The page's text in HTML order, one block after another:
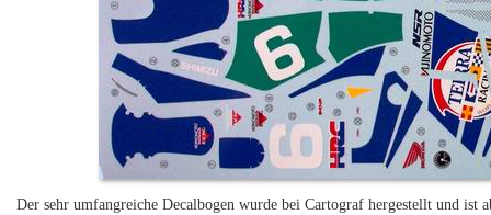
Der sehr umfangreiche Decalbogen wurde bei Cartograf hergestellt und ist